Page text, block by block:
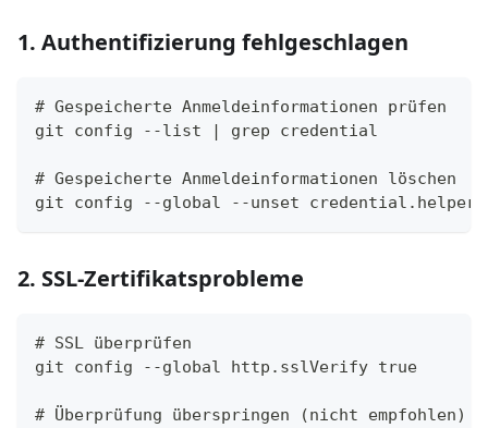
1. Authentifizierung fehlgeschlagen
# Gespeicherte Anmeldeinformationen prüfen
git config --list | grep credential
# Gespeicherte Anmeldeinformationen löschen
git config --global --unset credential.helper
2. SSL-Zertifikatsprobleme
# SSL überprüfen
git config --global http.sslVerify true
# Überprüfung überspringen (nicht empfohlen)